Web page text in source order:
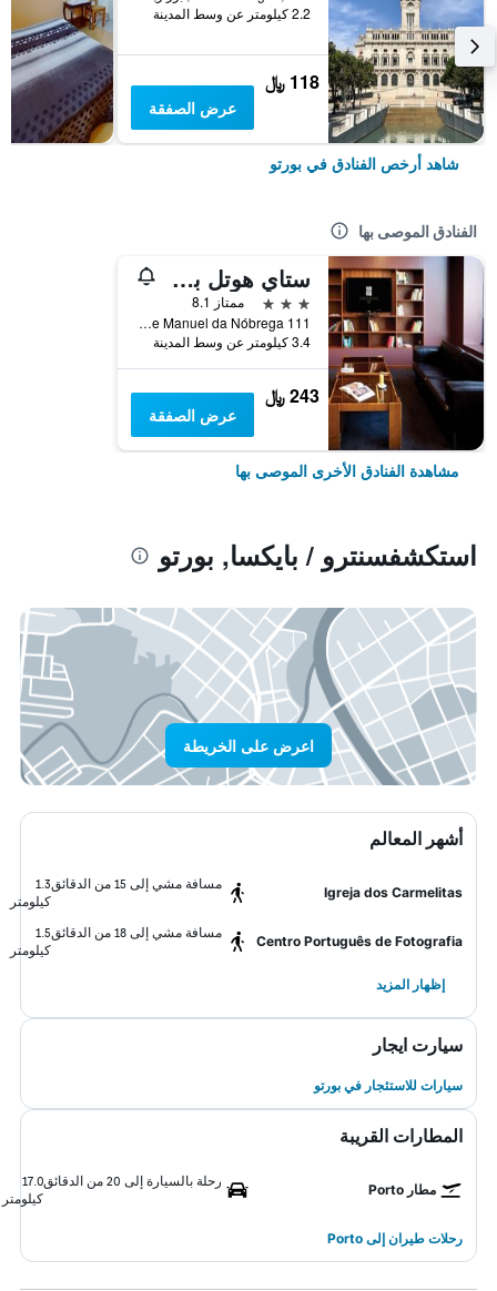
2.2 كيلومتر عن وسط المدينة
118 ﷼
عرض الصفقة
شاهد أرخص الفنادق في بورتو
الفنادق الموصى بها
ستاي هوتل بورتو سنترو أنتاس
3 نجوم
ممتاز 8.1
Rua Padre Manuel da Nóbrega 111, بورتو, محافظة بورتو, البرتغال
3.4 كيلومتر عن وسط المدينة
243 ﷼
عرض الصفقة
مشاهدة الفنادق الأخرى الموصى بها
استكشفسنترو / بايكسا, بورتو
اعرض على الخريطة
أشهر المعالم
Igreja dos Carmelitas
مسافة مشي إلى 15 من الدقائق
1.3
كيلومتر
Centro Português de Fotografia
مسافة مشي إلى 18 من الدقائق
1.5
كيلومتر
إظهار المزيد
سيارت ايجار
سيارات للاستئجار في بورتو
المطارات القريبة
مطار Porto
رحلة بالسيارة إلى 20 من الدقائق
17.0
كيلومتر
رحلات طيران إلى Porto